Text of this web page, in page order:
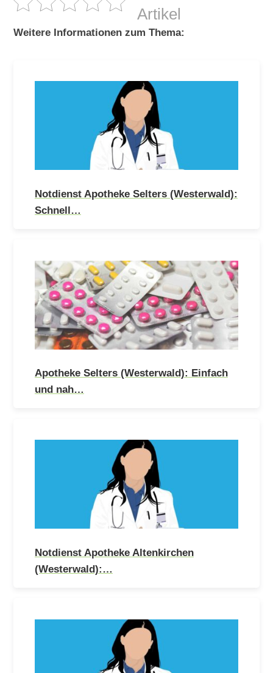
Artikel
Weitere Informationen zum Thema:
Notdienst Apotheke Selters (Westerwald):
Schnell…
Apotheke Selters (Westerwald): Einfach
und nah…
Notdienst Apotheke Altenkirchen
(Westerwald):…